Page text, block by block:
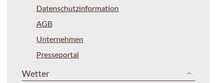
Datenschutzinformation
AGB
Unternehmen
Presseportal
Wetter